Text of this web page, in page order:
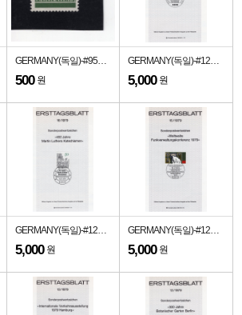
GERMANY(독일)-#953-20pf-BRANDENBURG GATE(브란덴부르크 문)-1966년
500 원
GERMANY(독일)-#1298-110pf-HILDEGARD VON BINGEN WITH MANUSCRIPT(힐데가르트 폰 빙엔)-기념인 멕시멈카드(MAXIMUMCARD)-1979.8.9일
5,000 원
GERMANY(독일)-#1296-50pf-MOSES RECEIVING TABLETS OF THE LAW, BY LUCAS CRANACH(모세, 루카스 크라나흐)-기념인 멕시멈카드(MAXIMUMCARD)-1979.7.12일
5,000 원
GERMANY(독일)-#1295-60pf-HAND SETTING RADIO DIAL(핸드 세팅 라디오 다이얼)-기념인 멕시멈카드(MAXIMUMCARD)-1979.7.12일
5,000 원